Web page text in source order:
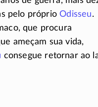
pelo próprioOdisseu.
que procura
ameçam sua vida,
consegue retornar ao